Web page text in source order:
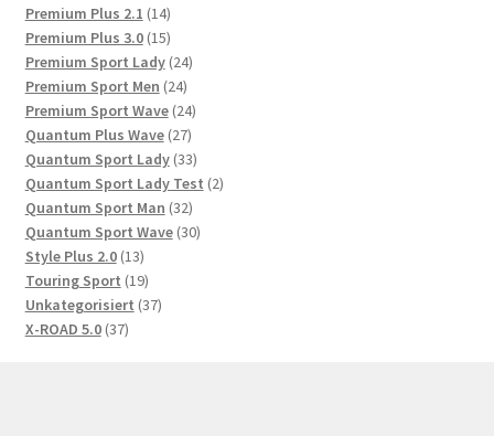
Produkte
Premium Plus 2.1 1414
Produkte
Premium Plus 3.0 1515
Produkte
Premium Sport Lady 2424
Premium Sport Men 2424
Produkte
Premium Sport Wave 2424
Produkte
Quantum Plus Wave 2727
Produkte
Quantum Sport Lady 3333
Produkte
Quantum Sport Lady Test 22
Quantum Sport Man 3232
Produkte
Quantum Sport Wave 3030
Style Plus 2.0 1313
Produkte
Touring Sport 1919
Produkte
Unkategorisiert 3737
X-ROAD 5.0 3737